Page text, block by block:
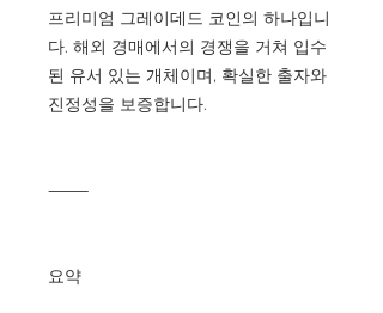
프리미엄 그레이데드 코인의 하나입니
다. 해외 경매에서의 경쟁을 거쳐 입수
된 유서 있는 개체이며, 확실한 출자와
진정성을 보증합니다.
⸻
요약